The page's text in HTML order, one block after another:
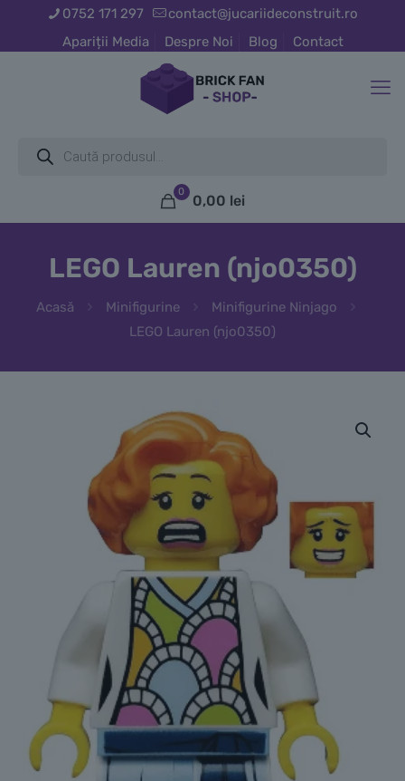
0752 171 297
contact@jucariideconstruit.ro
Apariții Media
Despre Noi Blog Contact
search
0
0,00 lei
LEGO Lauren (njo0350)
Acasă Minifigurine
Minifigurine Ninjago
LEGO Lauren (njo0350)